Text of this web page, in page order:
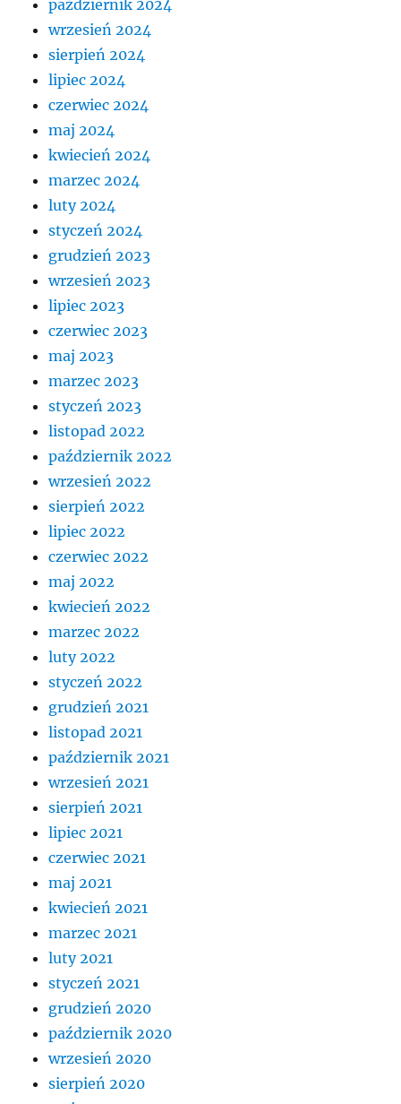
październik 2024
wrzesień 2024
sierpień 2024
lipiec 2024
czerwiec 2024
maj 2024
kwiecień 2024
marzec 2024
luty 2024
styczeń 2024
grudzień 2023
wrzesień 2023
lipiec 2023
czerwiec 2023
maj 2023
marzec 2023
styczeń 2023
listopad 2022
październik 2022
wrzesień 2022
sierpień 2022
lipiec 2022
czerwiec 2022
maj 2022
kwiecień 2022
marzec 2022
luty 2022
styczeń 2022
grudzień 2021
listopad 2021
październik 2021
wrzesień 2021
sierpień 2021
lipiec 2021
czerwiec 2021
maj 2021
kwiecień 2021
marzec 2021
luty 2021
styczeń 2021
grudzień 2020
październik 2020
wrzesień 2020
sierpień 2020